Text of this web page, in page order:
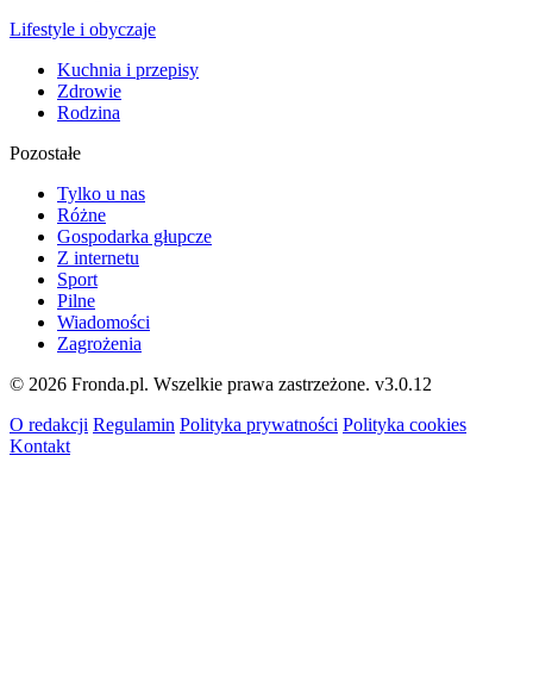
Lifestyle i obyczaje
Kuchnia i przepisy
Zdrowie
Rodzina
Pozostałe
Tylko u nas
Różne
Gospodarka głupcze
Z internetu
Sport
Pilne
Wiadomości
Zagrożenia
© 2026 Fronda.pl. Wszelkie prawa zastrzeżone. v3.0.12
O redakcji Regulamin Polityka prywatności Polityka cookies
Kontakt